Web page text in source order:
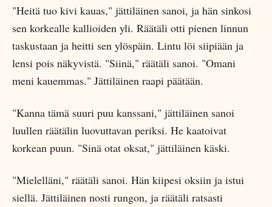
"Heitä tuo kivi kauas," jättiläinen sanoi, ja hän sinkosi
sen korkealle kallioiden yli. Räätäli otti pienen linnun
taskustaan ja heitti sen ylöspäin. Lintu löi siipiään ja
lensi pois näkyvistä. "Siinä," räätäli sanoi. "Omani
meni kauemmas." Jättiläinen raapi päätään.
"Kanna tämä suuri puu kanssani," jättiläinen sanoi
luullen räätälin luovuttavan periksi. He kaatoivat
korkean puun. "Sinä otat oksat," jättiläinen käski.
"Mielelläni," räätäli sanoi. Hän kiipesi oksiin ja istui
siellä. Jättiläinen nosti rungon, ja räätäli ratsasti